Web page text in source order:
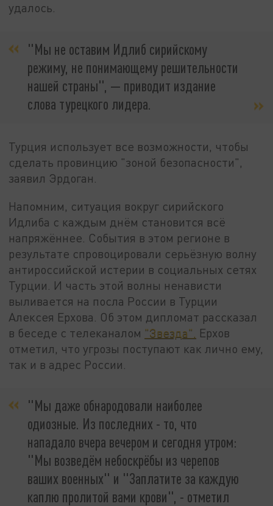
удалось.
"Мы не оставим Идлиб сирийскому
режиму, не понимающему решительности
нашей страны", — приводит издание
слова турецкого лидера.
Турция использует все возможности, чтобы
сделать провинцию "зоной безопасности",
заявил Эрдоган.
Напомним, ситуация вокруг сирийского
Идлиба с каждым днём становится всё
напряжённее. События в этом регионе в
результате спровоцировали серьёзную волну
антироссийской истерии в социальных сетях
Турции. И часть этой волны ненависти
выливается на посла России в Турции
Алексея Ерхова. Об этом дипломат рассказал
в беседе с телеканалом "Звезда".
Ерхов
отметил, что угрозы поступают как лично ему,
так и в адрес России.
"Мы даже обнародовали наиболее
одиозные. Из последних - то, что
нападало вчера вечером и сегодня утром:
"Мы возведём небоскрёбы из черепов
ваших военных" и "Заплатите за каждую
каплю пролитой вами крови", - отметил